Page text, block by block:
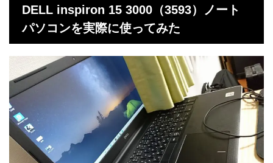
DELL inspiron 15 3000（3593）ノート
パソコンを実際に使ってみた